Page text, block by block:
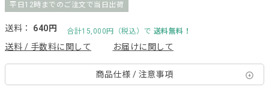
平日12時までのご注文で当日出荷
送料： 640円 合計15,000円（税込）で 送料無料！
送料 / 手数料に関して お届けに関して
商品仕様 / 注意事項